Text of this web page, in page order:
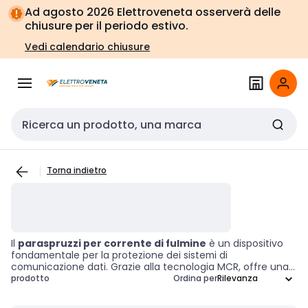
Vai alla
navigazione
Vai
alla
pagina
Ad agosto 2026 Elettroveneta osserverà delle
chiusure per il periodo estivo.
Vedi calendario chiusure
Cerca input
Torna indietro
Il paraspruzzi per corrente di fulmine è un dispositivo
fondamentale per la protezione dei sistemi di
comunicazione dati. Grazie alla tecnologia MCR, offre una
regolazione modulare della corrente, garantendo la
prodotto Ordina per